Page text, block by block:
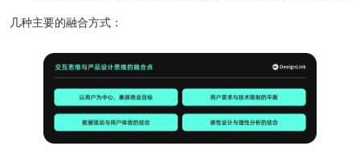
几种主要的融合方式：